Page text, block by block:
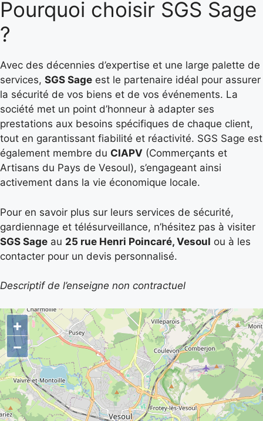
Pourquoi choisir SGS Sage
?
Avec des décennies d’expertise et une large palette de
services, SGS Sage est le partenaire idéal pour assurer
la sécurité de vos biens et de vos événements. La
société met un point d’honneur à adapter ses
prestations aux besoins spécifiques de chaque client,
tout en garantissant fiabilité et réactivité. SGS Sage est
également membre du CIAPV (Commerçants et
Artisans du Pays de Vesoul), s’engageant ainsi
activement dans la vie économique locale.
Pour en savoir plus sur leurs services de sécurité,
gardiennage et télésurveillance, n’hésitez pas à visiter
SGS Sage au 25 rue Henri Poincaré, Vesoul ou à les
contacter pour un devis personnalisé.
Descriptif de l’enseigne non contractuel
+
−